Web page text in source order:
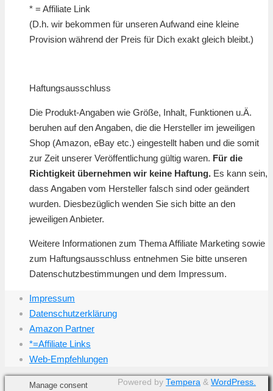
* = Affiliate Link
(D.h. wir bekommen für unseren Aufwand eine kleine
Provision während der Preis für Dich exakt gleich bleibt.)
Haftungsausschluss
Die Produkt-Angaben wie Größe, Inhalt, Funktionen u.Ä.
beruhen auf den Angaben, die die Hersteller im jeweiligen
Shop (Amazon, eBay etc.) eingestellt haben und die somit
zur Zeit unserer Veröffentlichung gültig waren. Für die
Richtigkeit übernehmen wir keine Haftung. Es kann sein,
dass Angaben vom Hersteller falsch sind oder geändert
wurden. Diesbezüglich wenden Sie sich bitte an den
jeweiligen Anbieter.
Weitere Informationen zum Thema Affiliate Marketing sowie
zum Haftungsausschluss entnehmen Sie bitte unseren
Datenschutzbestimmungen und dem Impressum.
Impressum
Datenschutzerklärung
Amazon Partner
*=Affiliate Links
Web-Empfehlungen
Powered by Tempera & WordPress.
Manage consent